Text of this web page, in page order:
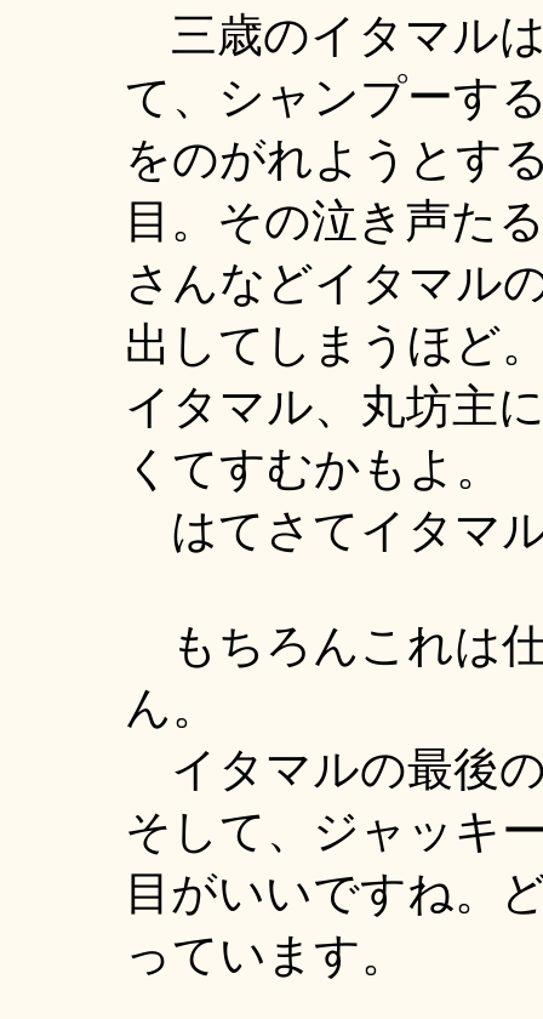
三歳のイタマル
て、シャンプーす
をのがれようとす
目。その泣き声た
さんなどイタマル
出してしまうほど
イタマル、丸坊主
くてすむかもよ。
はてさてイタマ
もちろんこれは
ん。
イタマルの最後
そして、ジャッキ
目がいいですね。
っています。